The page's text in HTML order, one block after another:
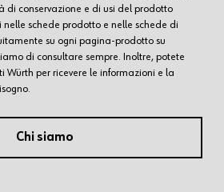
di conservazione e di usi del prodotto
schede prodotto e nelle schede di
su ogni pagina-prodotto su
di consultare sempre. Inoltre, potete
Würth per ricevere le informazioni e la
Chi siamo